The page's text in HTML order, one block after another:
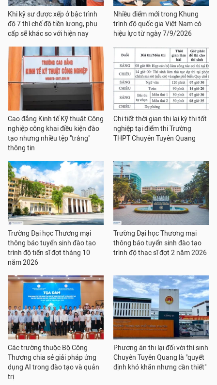
Khi kỹ sư được xếp ở bậc trình
độ 7 thì chế độ tiền lương, phụ
cấp sẽ khác so với hiện nay
Nhiều điểm mới trong Khung
trình độ quốc gia Việt Nam có
hiệu lực từ ngày 7/9/2026
Cao đẳng Kinh tế Kỹ thuật Công
nghiệp công khai điều kiện đào
tạo nhưng nhiều tệp "trắng"
thông tin
Chi tiết thời gian thi lại kỳ thi tốt
nghiệp tại điểm thi Trường
THPT Chuyên Tuyên Quang
Trường Đại học Thương mại
thông báo tuyển sinh đào tạo
trình độ tiến sĩ đợt tháng 10
năm 2026
Trường Đại học Thương mại
thông báo tuyển sinh đào tạo
trình độ thạc sĩ đợt 2 năm 2026
Các trường thuộc Bộ Công
Thương chia sẻ giải pháp ứng
dụng AI trong đào tạo và quản
trị
Phương án thi lại đối với thí sinh
Chuyên Tuyên Quang là "quyết
định khó khăn nhưng cần thiết"